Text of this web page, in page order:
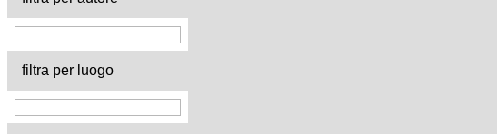
filtra per luogo